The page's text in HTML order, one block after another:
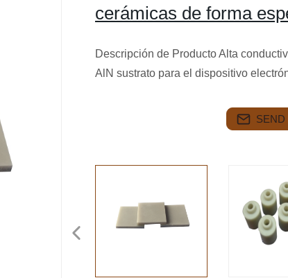
cerámicas de forma
Descripción de Producto Alta
AlN sustrato para el dispositivo
SEND